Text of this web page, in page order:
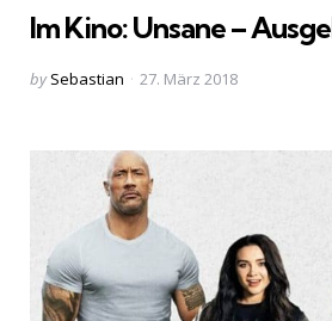
Im Kino: Unsane –
Posted
by Sebastian 27. März 2018